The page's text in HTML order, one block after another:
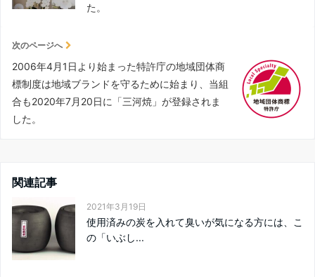
た。
次のページへ
2006年4月1日より始まった特許庁の地域団体商
標制度は地域ブランドを守るために始まり、当組
合も2020年7月20日に「三河焼」が登録されま
した。
関連記事
2021年3月19日
使用済みの炭を入れて臭いが気になる方には、こ
の「いぶし...